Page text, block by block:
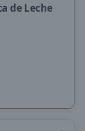
de Leche